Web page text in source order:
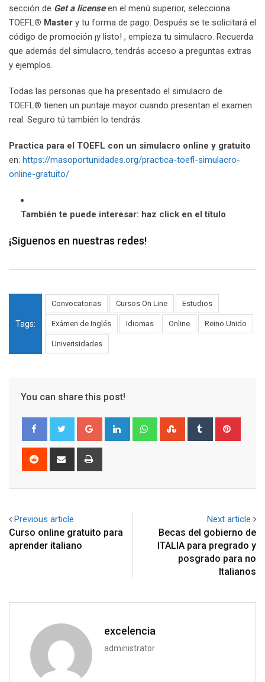
sección de Get a license en el menú superior, selecciona
TOEFL® Master y tu forma de pago. Después se te solicitará el
código de promoción ¡y listo! , empieza tu simulacro. Recuerda
que además del simulacro, tendrás acceso a preguntas extras
y ejemplos.
Todas las personas que ha presentado el simulacro de
TOEFL® tienen un puntaje mayor cuando presentan el examen
real. Seguro tú también lo tendrás.
Practica para el TOEFL con un simulacro online y gratuito
en: https://masoportunidades.org/practica-toefl-simulacro-
online-gratuito/
También te puede interesar: haz click en el título
¡Siguenos en nuestras redes!
Tags:
Convocatorias Cursos On Line Estudios
Exámen de Inglés Idiomas Online Reino Unido
Univerisidades
You can share this post!
Google+ LinkedIn WhatsappStumbleUpon
Tumblr
Reddit
Share
Previous article
Curso online gratuito para
aprender italiano
Next article
Becas del gobierno de
ITALIA para pregrado y
posgrado para no
Italianos
excelencia
administrator